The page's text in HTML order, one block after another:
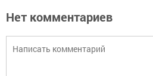
Нет комментариев